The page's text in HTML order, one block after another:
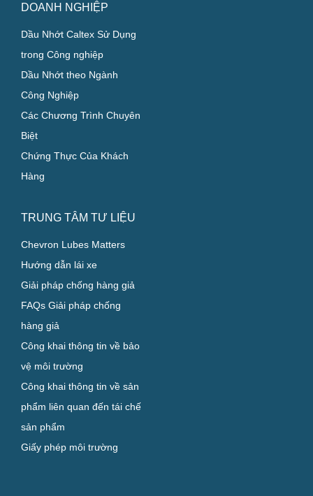
DOANH NGHIỆP
Dầu Nhớt Caltex Sử Dụng
trong Công nghiệp
Dầu Nhớt theo Ngành
Công Nghiệp
Các Chương Trình Chuyên
Biệt
Chứng Thực Của Khách
Hàng
TRUNG TÂM TƯ LIỆU
Chevron Lubes Matters
Hướng dẫn lái xe
Giải pháp chống hàng giả
FAQs Giải pháp chống
hàng giả
Công khai thông tin về bảo
vệ môi trường
Công khai thông tin về sản
phẩm liên quan đến tái chế
sản phẩm
Giấy phép môi trường